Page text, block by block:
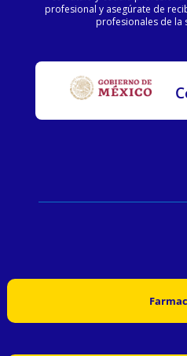
profesional y asegúrate de
profesionales de la